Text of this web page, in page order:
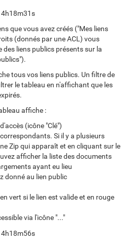
que vous avez créés ("Mes liens
(donnés par une ACL) vous
des liens publics présents sur la
tous vos liens publics. Un filtre de
le tableau en n'affichant que les
affiche :
(icône "Clé")
Si il y a plusieurs
Zip qui apparaît et en cliquant sur le
afficher la liste des documents
ayant eu lieu
donné au lien public
vert si le lien est valide et en rouge
via l'icône "..."